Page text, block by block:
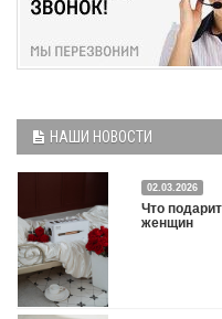
НАШИ НОВОСТИ
02.03.2026
Что
женщин